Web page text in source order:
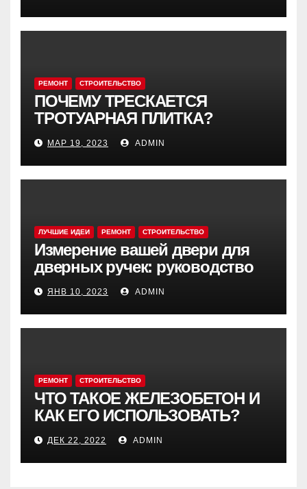
РЕМОНТ СТРОИТЕЛЬСТВО
ПОЧЕМУ ТРЕСКАЕТСЯ
ТРОТУАРНАЯ ПЛИТКА?
МАР 19, 2023 ADMIN
ЛУЧШИЕ ИДЕИ РЕМОНТ СТРОИТЕЛЬСТВО
Измерение вашей двери для
дверных ручек: руководство
ЯНВ 10, 2023 ADMIN
РЕМОНТ СТРОИТЕЛЬСТВО
ЧТО ТАКОЕ ЖЕЛЕЗОБЕТОН И
КАК ЕГО ИСПОЛЬЗОВАТЬ?
ДЕК 22, 2022 ADMIN